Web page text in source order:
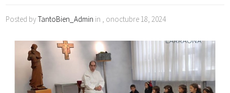
Posted byTantoBien_Admin in , onoctubre 18, 2024